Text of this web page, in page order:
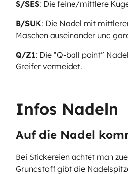
S/SES: Die feine/mittlere
B/SUK: Die Nadel mit
Maschen auseinander und
Q/Z1: Die “Q-ball point”
Greifer vermeidet.
Infos Nadeln
Auf die Nadel
Bei Stickereien achtet man
Grundstoff gibt die